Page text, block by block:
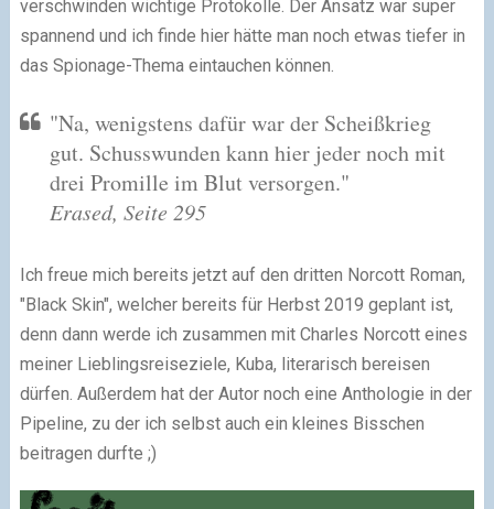
verschwinden wichtige Protokolle. Der Ansatz war super
spannend und ich finde hier hätte man noch etwas tiefer in
das Spionage-Thema eintauchen können.
"Na, wenigstens dafür war der Scheißkrieg
gut. Schusswunden kann hier jeder noch mit
drei Promille im Blut versorgen."
Erased, Seite 295
Ich freue mich bereits jetzt auf den dritten Norcott Roman,
"Black Skin", welcher bereits für Herbst 2019 geplant ist,
denn dann werde ich zusammen mit Charles Norcott eines
meiner Lieblingsreiseziele, Kuba, literarisch bereisen
dürfen. Außerdem hat der Autor noch eine Anthologie in der
Pipeline, zu der ich selbst auch ein kleines Bisschen
beitragen durfte ;)